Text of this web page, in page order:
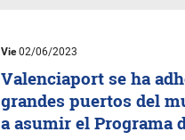
Vie02/06/2023
Valenciaport se ha
grandes puertos del
a asumir el Programa